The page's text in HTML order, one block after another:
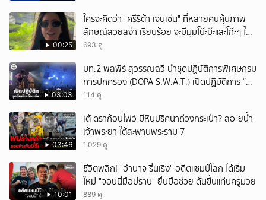
00:25
ใครจะคิดว่า "ศรีริต้า เจนเซ่น" ที่หลายคนคุ้นภาพ
ลักษณ์สวยสง่า เรียบร้อย จะมีมุมโบ๊ะบ๊ะและโก๊ะๆ ให้
ได้อมยิ้มเหมือนกัน งานนี้ทำเอาแฟนๆ ทั้งเอ็นดูทั้ง
693 ดู
03:03
มท.2 พลพีร์ สุวรรณฉวี นำชุดปฏิบัติการพิเศษกรม
การปกครอง (DOPA S.W.A.T.) เปิดปฏิบัติการ “บา
รมีโสธร” บุกจับผับเถื่อนอัพยา กลางเมืองแปดริ้ว
114 ดู
03:46
เต้ ดราก้อนไฟว์ มีหินปริศนาถ่วงกระเป๋า? ลอ-ยน้ำ
เจ้าพระยา ใต้สะพานพระราม 7
1,029 ดู
10:01
ชีวิตพลิก! "อำนาจ รื่นเริง" อดีตแชมป์โลก ได้เริ่ม
ใหม่ "จอนนี่มือปราบ" ยื่นมือช่วย ดันขึ้นแท่นครูมวย
889 ดู